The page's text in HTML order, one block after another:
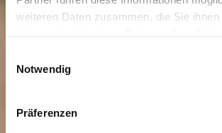
weiteren Daten zusammen, die Sie
Hinweis auf die Verarbeitung Ihrer auf
erhobenen Daten in den USA durch
Mit dem Transatlantic Data Privacy
Notwendig
Präferenzen